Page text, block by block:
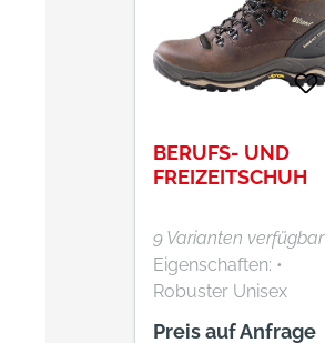
BERUFS- UND
FREIZEITSCHUH
9 Varianten verfügbar
Eigenschaften: •
Robuster Unisex
Trekkingschuh •
Preis auf Anfrage